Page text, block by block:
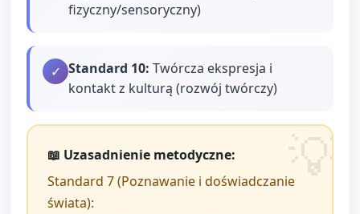
fizyczny/sensoryczny)
✓ Standard 10: Twórcza ekspresja i
kontakt z kulturą (rozwój twórczy)
📖 Uzasadnienie metodyczne:
Standard 7 (Poznawanie i doświadczanie
świata):